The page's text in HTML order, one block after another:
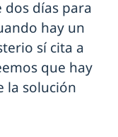
dos días para
hay un
sí cita a
que hay
la solución